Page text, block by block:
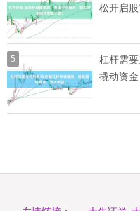
松开启
5
杠杆需
撬动资